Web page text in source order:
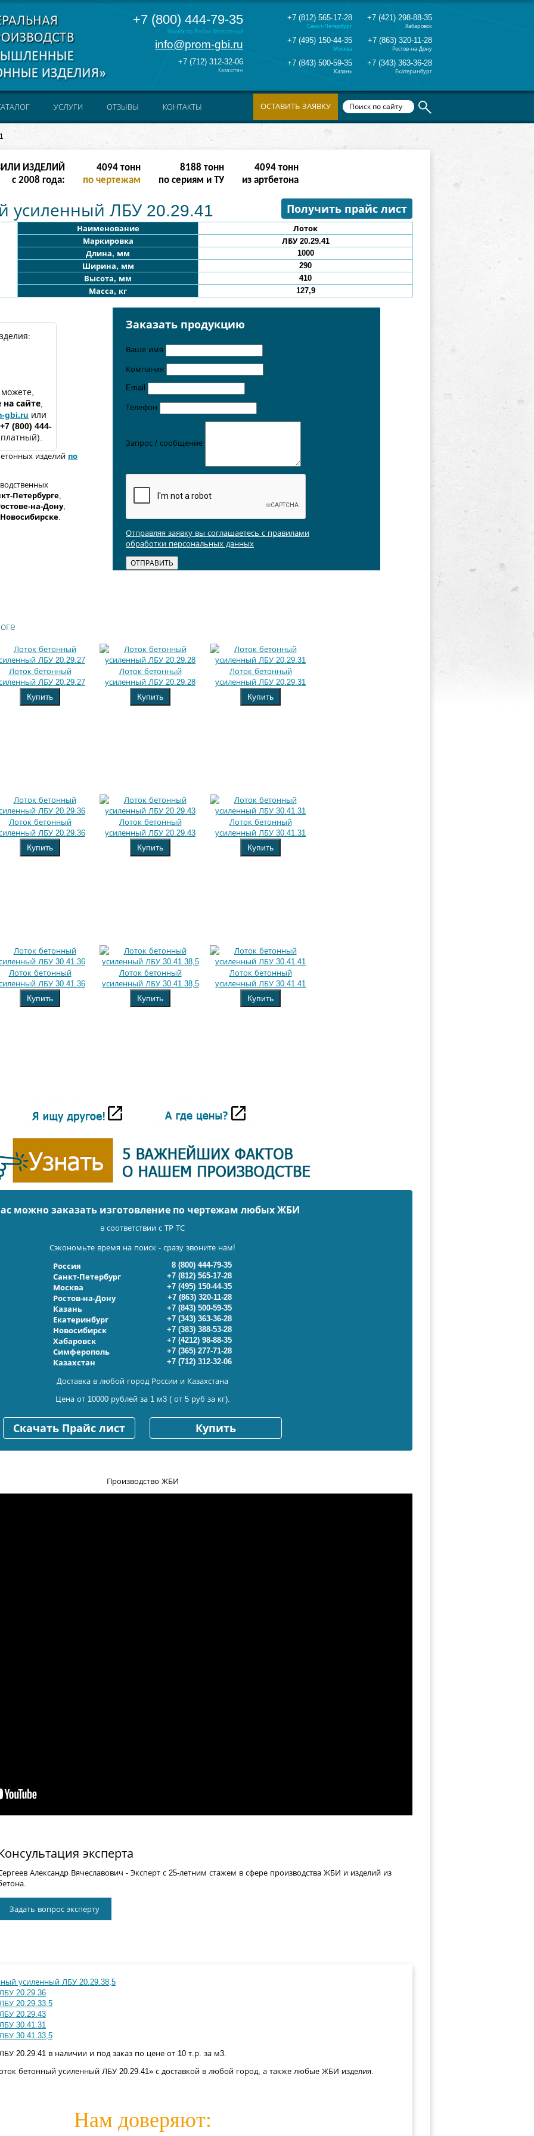
+7 (800) 444-79-35
Звонок по России бесплатный
info@prom-gbi.ru
+7 (712) 312-32-06
Казахстан
+7 (812) 565-17-28
Санкт-Петербург
+7 (421) 298-88-35
Хабаровск
+7 (495) 150-44-35
Москва
+7 (863) 320-11-28
Ростов-на-Дону
+7 (843) 500-59-35
Казань
+7 (343) 363-36-28
Екатеринбург
УСЛУГИ ОТЗЫВЫ КОНТАКТЫ ОСТАВИТЬ ЗАЯВКУ
ИЗДЕЛИЙ
с 2008 года:
8190тонн
по чертежам
16380 тонн
по сериям и ТУ
8190тонн
из артбетона
Получить прайс лист
усиленный ЛБУ 20.29.41
Наименование
Лоток
Маркировка
ЛБУ 20.29.41
Длина, мм
1000
Ширина, мм
290
Высота, мм
410
Масса, кг
127,9
на сайте,
gbi.ru или
+7 (800) 444-
изделий по
Петербурге,
на-Дону,
.
Заказать продукцию
Ваше имя
Компания
Email
Телефон
Запрос / сообщение
Отправляя заявку вы соглашаетесь с правилами
обработки персональных данных
Лоток бетонный
ЛБУ 20.29.27
Купить
Лоток бетонный
усиленный ЛБУ 20.29.28
Купить
Лоток бетонный
усиленный ЛБУ 20.29.31
Купить
Лоток бетонный
ЛБУ 20.29.36
Купить
Лоток бетонный
усиленный ЛБУ 20.29.43
Купить
Лоток бетонный
усиленный ЛБУ 30.41.31
Купить
Лоток бетонный
ЛБУ 30.41.36
Купить
Лоток бетонный
усиленный ЛБУ 30.41.38,5
Купить
Лоток бетонный
усиленный ЛБУ 30.41.41
Купить
можно заказать изготовление по чертежам любых ЖБИ
в соответствии с ТР ТС
Сэкономьте время на поиск - сразу звоните нам!
Россия
8 (800) 444-79-35
Санкт-Петербург
+7 (812) 565-17-28
Москва
+7 (495) 150-44-35
Ростов-на-Дону
+7 (863) 320-11-28
Казань
+7 (843) 500-59-35
Екатеринбург
+7 (343) 363-36-28
Новосибирск
+7 (383) 388-53-28
Хабаровск
+7 (4212) 98-88-35
Симферополь
+7 (365) 277-71-28
Казахстан
+7 (712) 312-32-06
Доставка в любой город России и Казахстана
Цена от 10000 рублей за 1 м3 ( от 5 руб за кг).
Скачать Прайс лист Купить
Производство ЖБИ
эксперта
Александр Вячеславович - Эксперт с 25-летним стажем в сфере производства ЖБИ и изделий из
Задать вопрос эксперту
усиленный ЛБУ 20.29.38,5
20.29.36
20.29.33,5
20.29.43
30.41.31
30.41.33,5
20.29.41 в наличии и под заказ по цене от 10 т.р. за м3.
бетонный усиленный ЛБУ 20.29.41» с доставкой в любой город, а также любые ЖБИ изделия.
Нам доверяют: